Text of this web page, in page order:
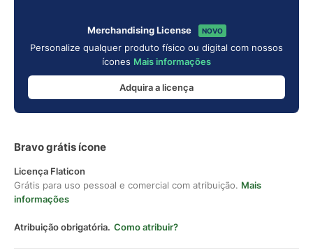
Merchandising License NOVO
Personalize qualquer produto físico ou digital com nossos
ícones Mais informações
Adquira a licença
Bravo grátis ícone
Licença Flaticon
Grátis para uso pessoal e comercial com atribuição. Mais
informações
Atribuição obrigatória. Como atribuir?